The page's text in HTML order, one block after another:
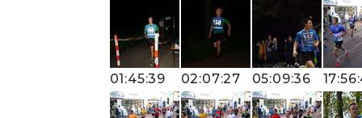
01:45:39 02:07:27 05:09:36